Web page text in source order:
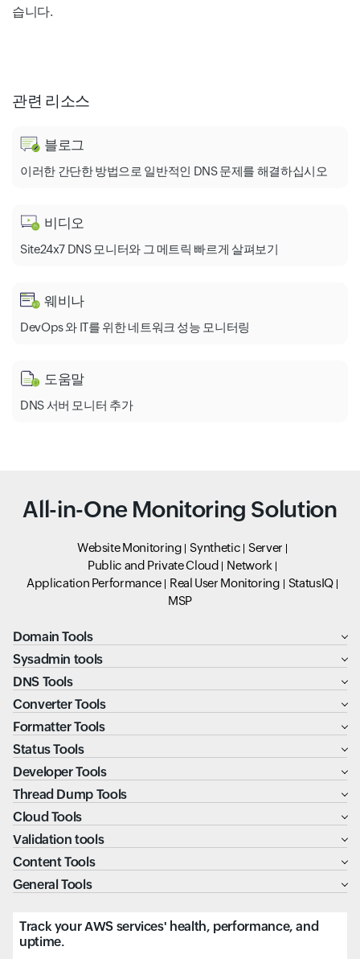
습니다.
관련 리소스
블로그
이러한 간단한 방법으로 일반적인 DNS 문제를 해결하십시오
비디오
Site24x7 DNS 모니터와 그 메트릭 빠르게 살펴보기
웨비나
DevOps 와 IT를 위한 네트워크 성능 모니터링
도움말
DNS 서버 모니터 추가
All-in-One Monitoring Solution
Website Monitoring Synthetic
Server
Public and Private Cloud
Network
Application Performance
Real User Monitoring
StatusIQ
MSP
Domain Tools
Sysadmin tools
DNS Tools
Converter Tools
Formatter Tools
Status Tools
Developer Tools
Thread Dump Tools
Cloud Tools
Validation tools
Content Tools
General Tools
Track your AWS services' health, performance, and
uptime.